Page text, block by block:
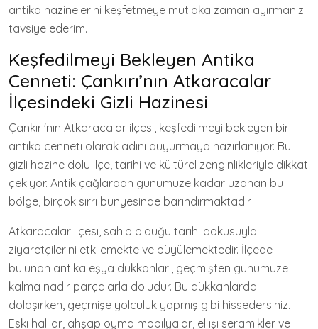
antika hazinelerini keşfetmeye mutlaka zaman ayırmanızı
tavsiye ederim.
Keşfedilmeyi Bekleyen Antika
Cenneti: Çankırı’nın Atkaracalar
İlçesindeki Gizli Hazinesi
Çankırı'nın Atkaracalar ilçesi, keşfedilmeyi bekleyen bir
antika cenneti olarak adını duyurmaya hazırlanıyor. Bu
gizli hazine dolu ilçe, tarihi ve kültürel zenginlikleriyle dikkat
çekiyor. Antik çağlardan günümüze kadar uzanan bu
bölge, birçok sırrı bünyesinde barındırmaktadır.
Atkaracalar ilçesi, sahip olduğu tarihi dokusuyla
ziyaretçilerini etkilemekte ve büyülemektedir. İlçede
bulunan antika eşya dükkanları, geçmişten günümüze
kalma nadir parçalarla doludur. Bu dükkanlarda
dolaşırken, geçmişe yolculuk yapmış gibi hissedersiniz.
Eski halılar, ahşap oyma mobilyalar, el işi seramikler ve